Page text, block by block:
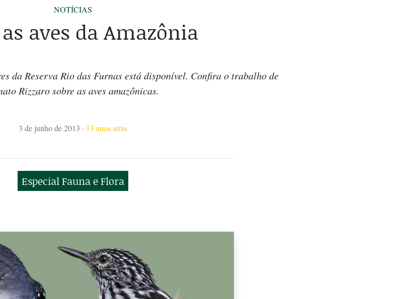
NOTÍCIAS
aves da Amazônia
da Reserva Rio das Furnas está disponível. Confira o trabalho de
Rizzaro sobre as aves amazônicas.
3 de junho de 2013 · 13 anos atrás
Especial Fauna e Flora